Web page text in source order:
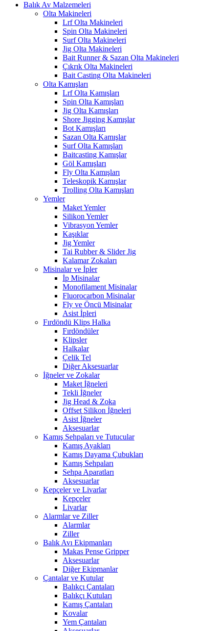
Balık Av Malzemeleri
Olta Makineleri
Lrf Olta Makineleri
Spin Olta Makineleri
Surf Olta Makineleri
Jig Olta Makineleri
Bait Runner & Sazan Olta Makineleri
Çıkrık Olta Makineleri
Bait Casting Olta Makineleri
Olta Kamışları
Lrf Olta Kamışları
Spin Olta Kamışları
Jig Olta Kamışları
Shore Jigging Kamışlar
Bot Kamışları
Sazan Olta Kamışlar
Surf Olta Kamışları
Baitcasting Kamışlar
Göl Kamışları
Fly Olta Kamışları
Teleskopik Kamışlar
Trolling Olta Kamışları
Yemler
Maket Yemler
Silikon Yemler
Vibrasyon Yemler
Kaşıklar
Jig Yemler
Tai Rubber & Slider Jig
Kalamar Zokaları
Misinalar ve İpler
İp Misinalar
Monofilament Misinalar
Fluorocarbon Misinalar
Fly ve Öncü Misinalar
Asist İpleri
Fırdöndü Klips Halka
Fırdöndüler
Klipsler
Halkalar
Çelik Tel
Diğer Aksesuarlar
İğneler ve Zokalar
Maket İğneleri
Tekli İğneler
Jig Head & Zoka
Offset Silikon İğneleri
Asist İğneler
Aksesuarlar
Kamış Sehpaları ve Tutucular
Kamış Ayakları
Kamış Dayama Çubukları
Kamış Sehpaları
Sehpa Aparatları
Aksesuarlar
Kepçeler ve Livarlar
Kepçeler
Livarlar
Alarmlar ve Ziller
Alarmlar
Ziller
Balık Avı Ekipmanları
Makas Pense Gripper
Aksesuarlar
Diğer Ekipmanlar
Çantalar ve Kutular
Balıkçı Çantaları
Balıkçı Kutuları
Kamış Çantaları
Kovalar
Yem Çantaları